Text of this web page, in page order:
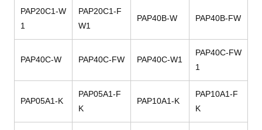
PAP20C1-W
1
PAP20C1-F
W1
PAP40B-W PAP40B-FW
PAP40C-W PAP40C-FW PAP40C-W1
PAP40C-FW
1
PAP05A1-K
PAP05A1-F
K
PAP10A1-K
PAP10A1-F
K